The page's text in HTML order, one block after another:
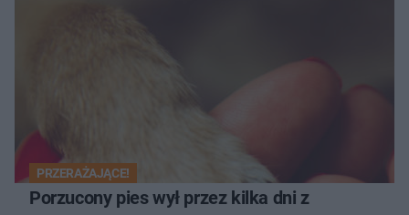
PRZERAŻAJĄCE!
Porzucony pies wył przez kilka dni z